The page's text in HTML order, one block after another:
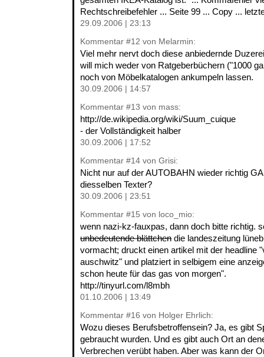
Rechtschreibefehler ... Seite 99 ... Copy ...
29.09.2006 | 23:13
Kommentar #12 von Melarmin:
Viel mehr nervt doch diese anbiedernde
will mich weder von Ratgeberbüchern ("1000
noch von Möbelkatalogen ankumpeln lassen.
30.09.2006 | 14:57
Kommentar #13 von mass:
http://de.wikipedia.org/wiki/Suum_cuique
- der Vollständigkeit halber
30.09.2006 | 17:52
Kommentar #14 von Grisi:
Nicht nur auf der AUTOBAHN wieder richtig
diesselben Texter?
30.09.2006 | 23:51
Kommentar #15 von loco_mio:
wenn nazi-kz-fauxpas, dann doch bitte richtig.
unbedeutende blättchen die landeszeitung
vormacht; druckt einen artikel mit der headline
auschwitz" und platziert in selbigem eine
schon heute für das gas von morgen".
http://tinyurl.com/l8mbh
01.10.2006 | 13:49
Kommentar #16 von Holger Ehrlich:
Wozu dieses Berufsbetroffensein? Ja, es gibt
gebraucht wurden. Und es gibt auch Ort an
Verbrechen verübt haben. Aber was kann der